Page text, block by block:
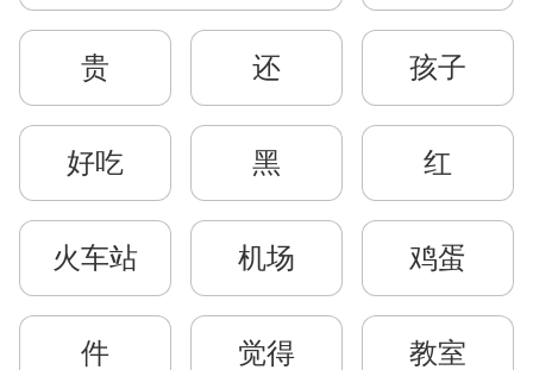
贵 还 孩子
好吃 黑 红
火车站 机场 鸡蛋
件 觉得 教室